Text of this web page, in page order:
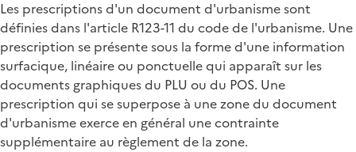
Les prescriptions d'un document d'urbanisme sont
définies dans l'article R123-11 du code de l'urbanisme. Une
prescription se présente sous la forme d'une information
surfacique, linéaire ou ponctuelle qui apparaît sur les
documents graphiques du PLU ou du POS. Une
prescription qui se superpose à une zone du document
d'urbanisme exerce en général une contrainte
supplémentaire au règlement de la zone.